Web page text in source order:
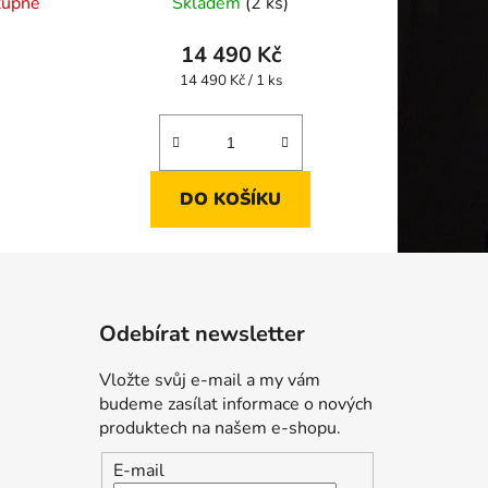
14 490 Kč
Měrná
14 490 Kč / 1 ks
DO KOŠÍKU
Odebírat newsletter
Vložte svůj e-mail a my vám
budeme zasílat informace o nových
produktech na našem e-shopu.
E-mail